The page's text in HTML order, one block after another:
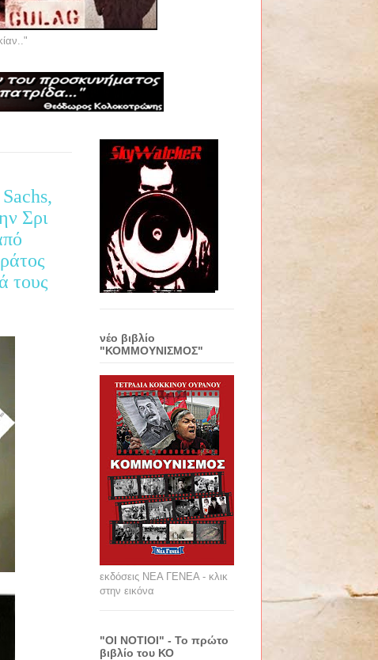
Σρι
τους
νέο βιβλίο
"ΚΟΜΜΟΥΝΙΣΜΟΣ"
εκδόσεις ΝΕΑ ΓΕΝΕΑ - κλικ
στην εικόνα
"ΟΙ ΝΟΤΙΟΙ" - Το πρώτο
βιβλίο του ΚΟ